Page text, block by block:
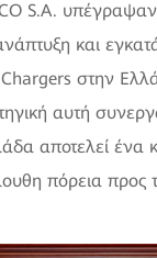
S.A.
και
στην
αυτή
αποτελεί ένα
πόρεια προς